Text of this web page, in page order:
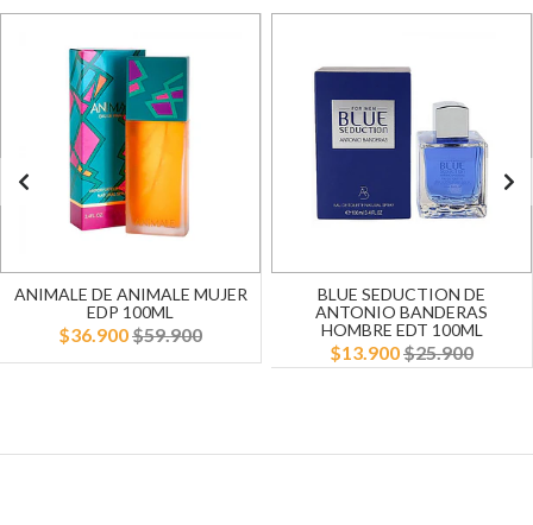
ANIMALE DE ANIMALE MUJER
EDP 100ML
$36.900$59.900
BLUE SEDUCTION DE
ANTONIO BANDERAS
HOMBRE EDT 100ML
$13.900$25.900